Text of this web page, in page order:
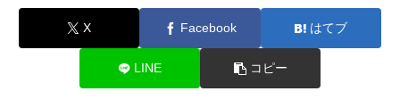
X Facebook はてブ
LINE コピー